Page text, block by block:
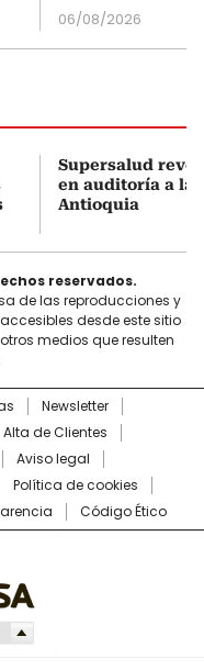
06/08/2026
Supersalud
en auditoría a la
Antioquia
reservados.
de las reproducciones y
desde este sitio
medios que resulten
Newsletter
Alta de Clientes
Aviso legal
Política de cookies
Código Ético